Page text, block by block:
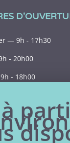
— 9h - 17h30
- 20h00
- 18h00